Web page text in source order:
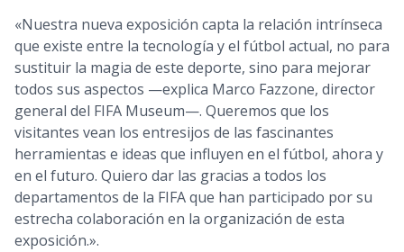
«Nuestra nueva exposición capta la relación intrínseca
que existe entre la tecnología y el fútbol actual, no para
sustituir la magia de este deporte, sino para mejorar
todos sus aspectos —explica Marco Fazzone, director
general del FIFA Museum—. Queremos que los
visitantes vean los entresijos de las fascinantes
herramientas e ideas que influyen en el fútbol, ahora y
en el futuro. Quiero dar las gracias a todos los
departamentos de la FIFA que han participado por su
estrecha colaboración en la organización de esta
exposición.».